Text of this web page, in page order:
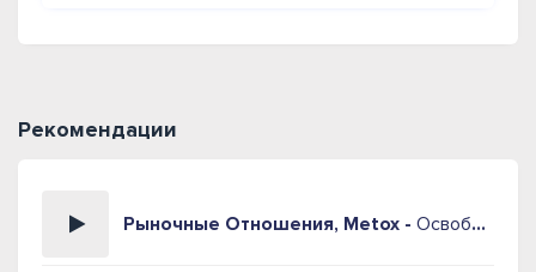
Рекомендации
Рыночные Отношения, Metox - Освобождение